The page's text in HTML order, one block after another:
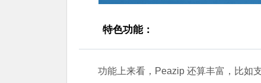
特色功能：
功能上来看，Peazip 还算丰富，比如